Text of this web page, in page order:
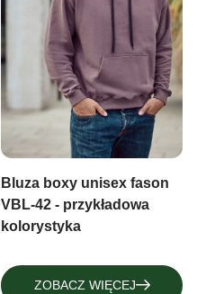
Bluza boxy unisex fason
VBL-42 - przykładowa
kolorystyka
ZOBACZ WIĘCEJ